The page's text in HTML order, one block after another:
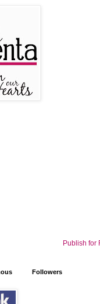
Publish for
Followers